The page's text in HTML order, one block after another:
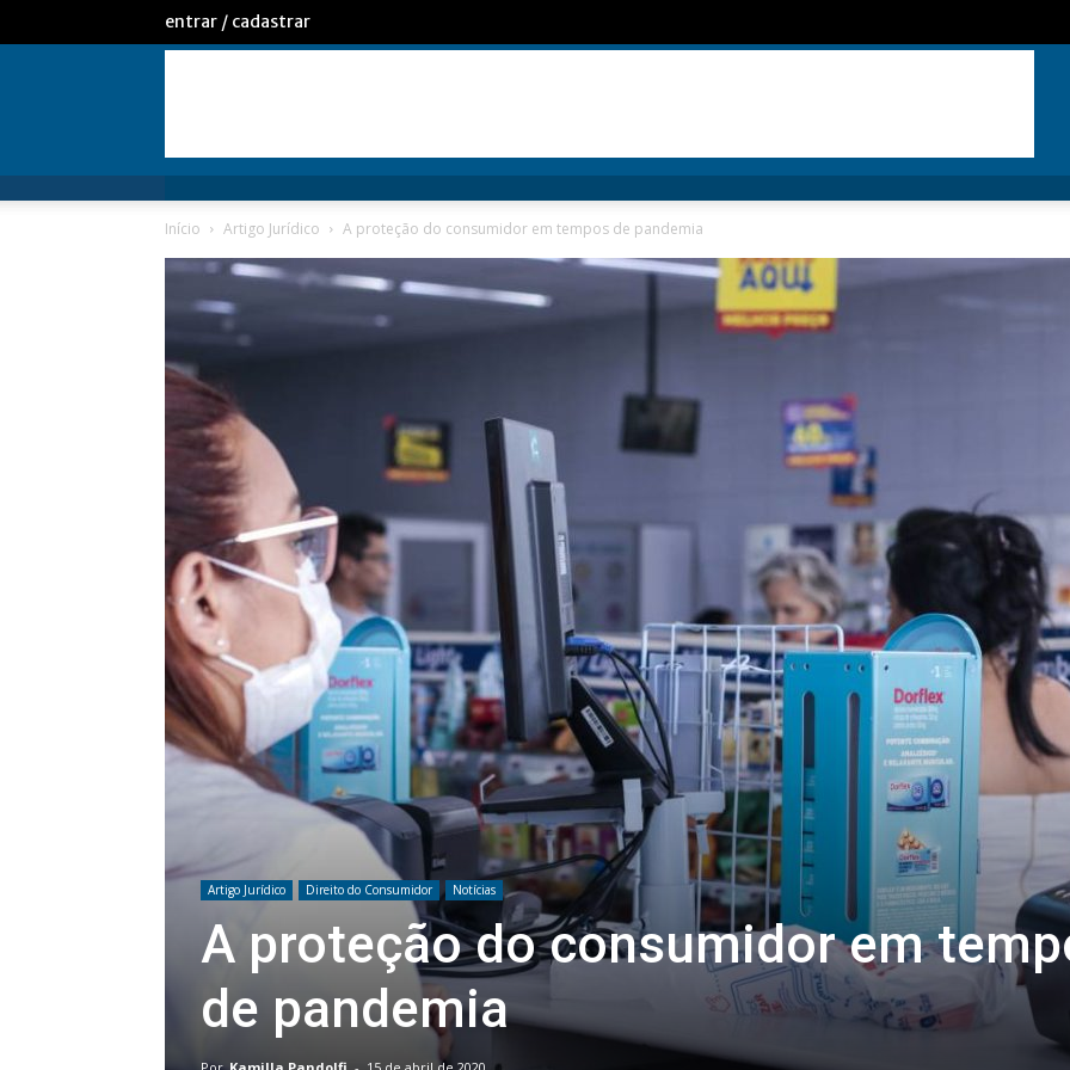
entrar / cadastrar
Início Artigo Jurídico A proteção do consumidor em tempos de pandemia
Artigo Jurídico Direito do Consumidor Notícias
A proteção do consumidor em
de pandemia